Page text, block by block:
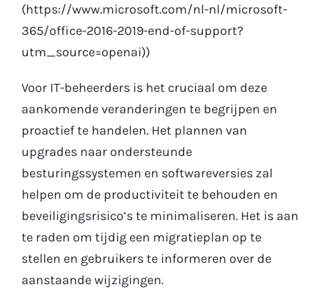
(https://www.microsoft.com/nl-nl/microsoft-
365/office-2016-2019-end-of-support?
utm_source=openai))
Voor IT-beheerders is het cruciaal om deze
aankomende veranderingen te begrijpen en
proactief te handelen. Het plannen van
upgrades naar ondersteunde
besturingssystemen en softwareversies zal
helpen om de productiviteit te behouden en
beveiligingsrisico’s te minimaliseren. Het is aan
te raden om tijdig een migratieplan op te
stellen en gebruikers te informeren over de
aanstaande wijzigingen.